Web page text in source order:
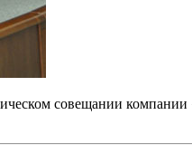
совещании